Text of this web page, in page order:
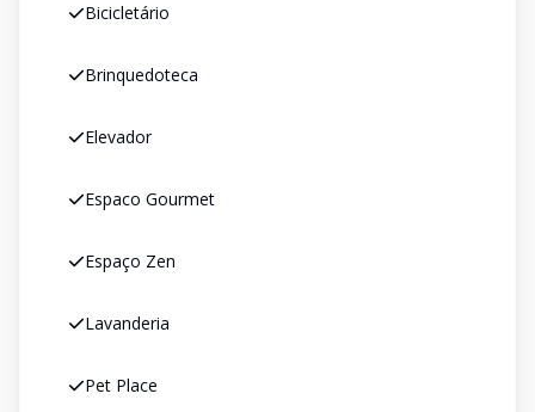
Bicicletário
Brinquedoteca
Elevador
Espaco Gourmet
Espaço Zen
Lavanderia
Pet Place